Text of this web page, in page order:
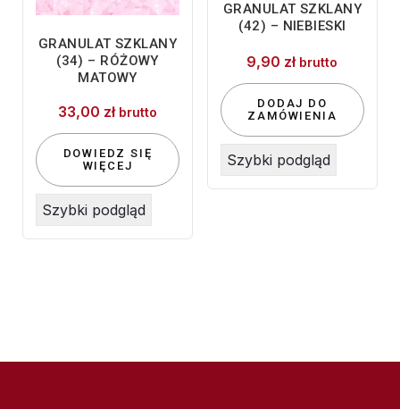
GRANULAT SZKLANY
(34) – RÓŻOWY
MATOWY
33,00 zł brutto
DOWIEDZ SIĘ
WIĘCEJ
Szybki podgląd
GRANULAT SZKLANY
(42) – NIEBIESKI
9,90 zł brutto
DODAJ DO
ZAMÓWIENIA
Szybki podgląd